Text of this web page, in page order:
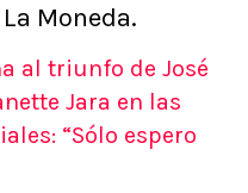
Moneda.
al triunfo de José
Jara en las
“Sólo espero